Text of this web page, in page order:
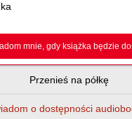
mnie, gdy książka będzie
Przenieś na półkę
o dostępności